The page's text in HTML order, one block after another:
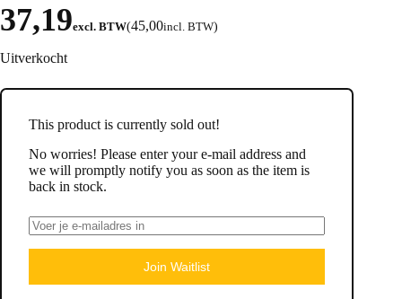
37,19excl. BTW(45,00incl. BTW)
Uitverkocht
This product is currently sold out!
No worries! Please enter your e-mail address and
we will promptly notify you as soon as the item is
back in stock.
Join Waitlist